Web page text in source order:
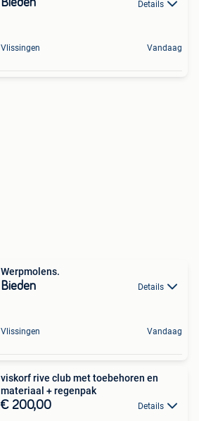
Bieden Details
Vlissingen Vandaag
Werpmolens.
Bieden Details
Vlissingen Vandaag
viskorf rive club met toebehoren en
materiaal + regenpak
€ 200,00 Details